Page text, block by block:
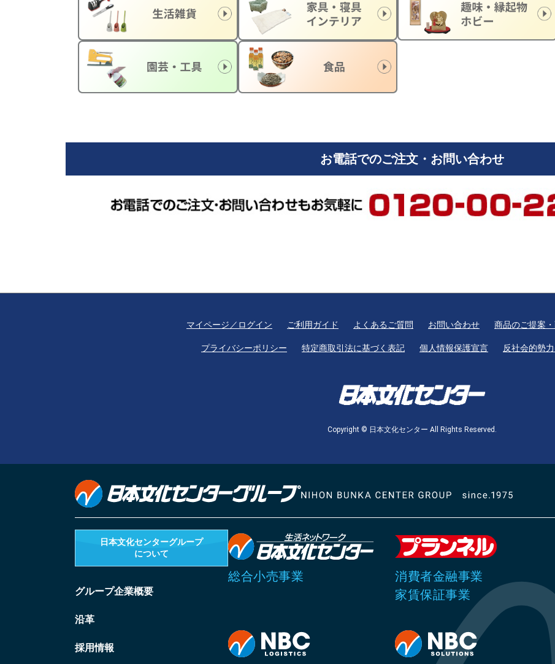
お電話でのご注文・お問い合わせ
マイページ／ログイン ご利用ガイド よくあるご質問 お問い合わせ 商品のご提案
プライバシーポリシー 特定商取引法に基づく表記 個人情報保護宣言 反社会的勢
Copyright © 日本文化センター All Rights Reserved.
日本文化センターグループ
について
グループ企業概要
沿革
採用情報
総合小売事業
消費者金融事業
家賃保証事業